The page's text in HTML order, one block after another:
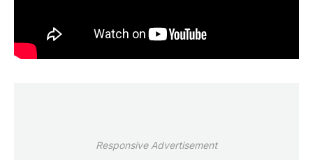
Responsive Advertisement